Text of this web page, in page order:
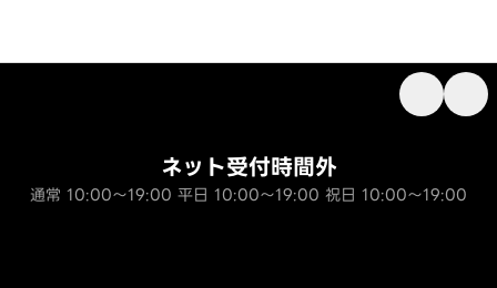
ネット受付時間外
通常 10:00～19:00 平日 10:00～19:00 祝日 10:00～19:00